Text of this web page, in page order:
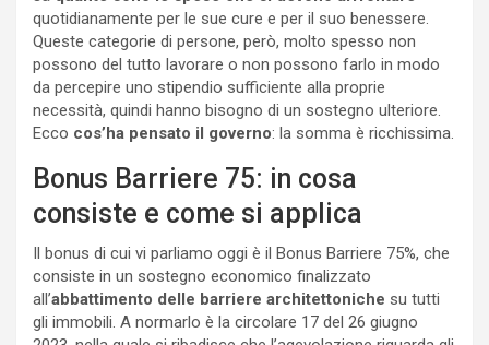
quotidianamente per le sue cure e per il suo benessere.
Queste categorie di persone, però, molto spesso non
possono del tutto lavorare o non possono farlo in modo
da percepire uno stipendio sufficiente alla proprie
necessità, quindi hanno bisogno di un sostegno ulteriore.
Ecco cos’ha pensato il governo: la somma è ricchissima.
Bonus Barriere 75: in cosa
consiste e come si applica
Il bonus di cui vi parliamo oggi è il Bonus Barriere 75%, che
consiste in un sostegno economico finalizzato
all’abbattimento delle barriere architettoniche su tutti
gli immobili. A normarlo è la circolare 17 del 26 giugno